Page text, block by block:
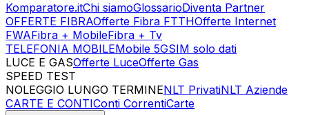
Komparatore.itChi siamoGlossarioDiventa Partner
OFFERTE FIBRAOfferte Fibra FTTHOfferte Internet
FWAFibra + MobileFibra + Tv
TELEFONIA MOBILEMobile 5GSIM solo dati
LUCE E GASOfferte LuceOfferte Gas
SPEED TEST
NOLEGGIO LUNGO TERMINENLT PrivatiNLT Aziende
CARTE E CONTIConti CorrentiCarte